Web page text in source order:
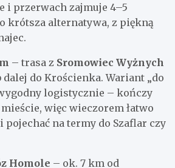
i przerwach zajmuje 4–5
krótsza alternatywa, z piękną
– trasa z Sromowiec Wyżnych
dalej do Krościenka. Wariant „do
logistycznie – kończy
więc wieczorem łatwo
pojechać na termy do Szaflar czy
Homole – ok. 7 km od